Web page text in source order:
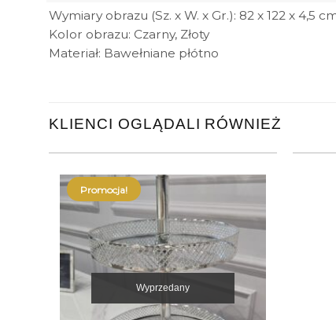
Wymiary obrazu (Sz. x W. x Gr.): 82 x 122 x 4,5
Kolor obrazu: Czarny, Złoty
Materiał: Bawełniane płótno
KLIENCI OGLĄDALI RÓWNIEŻ
Promocja!
Wyprzedany